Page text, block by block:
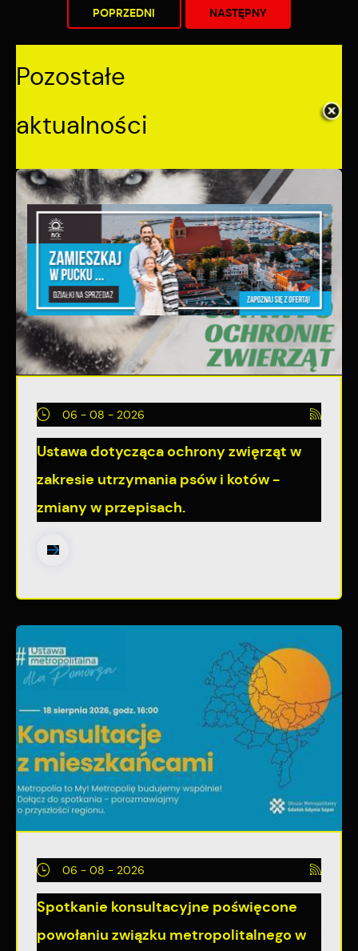
POPRZEDNI NASTĘPNY
Pozostałe
aktualności
06 - 08 - 2026
Ustawa dotycząca ochrony zwięrząt w
zakresie utrzymania psów i kotów -
zmiany w przepisach.
06 - 08 - 2026
Spotkanie konsultacyjne poświęcone
powołaniu związku metropolitalnego w